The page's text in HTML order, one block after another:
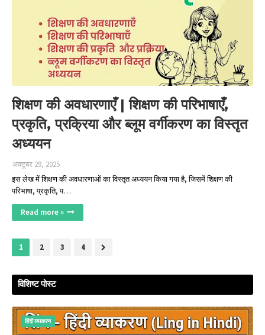
शिक्षण की अवधारणाएँ | शिक्षण की परिभाषाएँ,
प्रकृति, प्रक्रिया और ब्लूम वर्गीकरण का विस्तृत
अध्ययन
अक्टूबर 29, 2025
इस लेख में शिक्षण की अवधारणाओं का विस्तृत अध्ययन किया गया है, जिसमें शिक्षण की
परिभाषा, प्रकृति, प…
Read more »
1 2 3 4
विशिष्ट पोस्ट
हिंदी व्‍याकरण